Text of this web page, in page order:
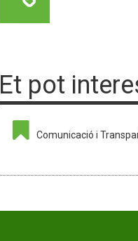
Et pot
Comunicació i